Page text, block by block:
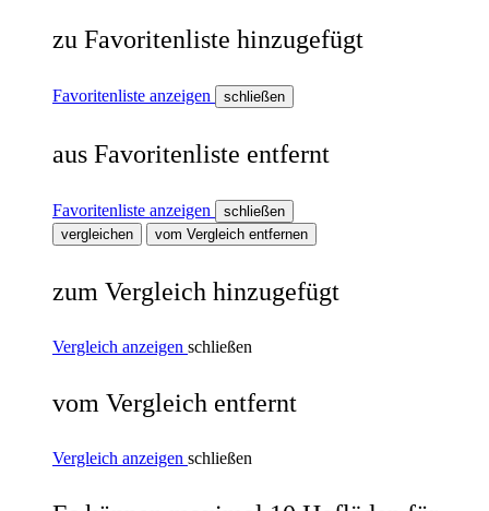
zu Favoritenliste hinzugefügt
Favoritenliste anzeigen schließen
aus Favoritenliste entfernt
Favoritenliste anzeigen
schließen
vergleichen
vom Vergleich entfernen
zum Vergleich hinzugefügt
Vergleich anzeigen schließen
vom Vergleich entfernt
Vergleich anzeigen schließen